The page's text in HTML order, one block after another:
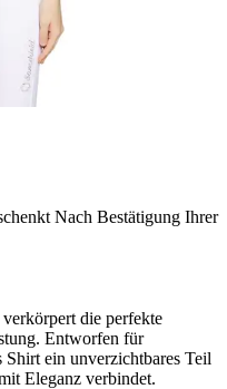
Nach Bestätigung Ihrer
die perfekte
Entworfen für
Shirt ein unverzichtbares Teil
Eleganz verbindet.